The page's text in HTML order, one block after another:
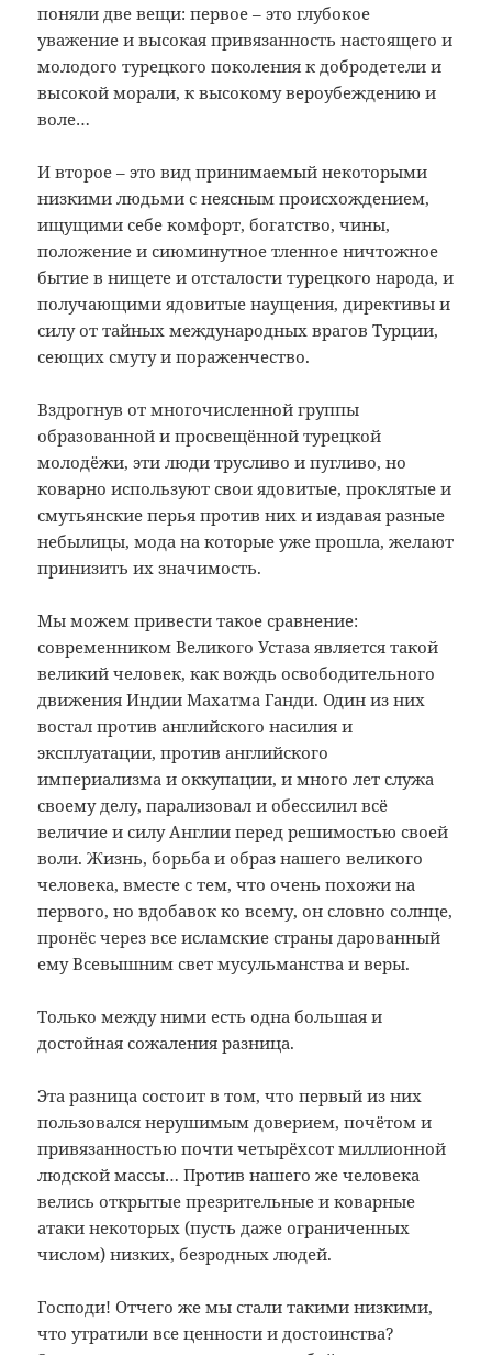
поняли две вещи: первое – это глубокое
уважение и высокая привязанность настоящего и
молодого турецкого поколения к добродетели и
высокой морали, к высокому вероубеждению и
воле…
И второе – это вид принимаемый некоторыми
низкими людьми с неясным происхождением,
ищущими себе комфорт, богатство, чины,
положение и сиюминутное тленное ничтожное
бытие в нищете и отсталости турецкого народа, и
получающими ядовитые наущения, директивы и
силу от тайных международных врагов Турции,
сеющих смуту и пораженчество.
Вздрогнув от многочисленной группы
образованной и просвещённой турецкой
молодёжи, эти люди трусливо и пугливо, но
коварно используют свои ядовитые, проклятые и
смутьянские перья против них и издавая разные
небылицы, мода на которые уже прошла, желают
принизить их значимость.
Мы можем привести такое сравнение:
современником Великого Устаза является такой
великий человек, как вождь освободительного
движения Индии Махатма Ганди. Один из них
востал против английского насилия и
эксплуатации, против английского
империализма и оккупации, и много лет служа
своему делу, парализовал и обессилил всё
величие и силу Англии перед решимостью своей
воли. Жизнь, борьба и образ нашего великого
человека, вместе с тем, что очень похожи на
первого, но вдобавок ко всему, он словно солнце,
пронёс через все исламские страны дарованный
ему Всевышним свет мусульманства и веры.
Только между ними есть одна большая и
достойная сожаления разница.
Эта разница состоит в том, что первый из них
пользовался нерушимым доверием, почётом и
привязанностью почти четырёхсот миллионной
людской массы… Против нашего же человека
велись открытые презрительные и коварные
атаки некоторых (пусть даже ограниченных
числом) низких, безродных людей.
Господи! Отчего же мы стали такими низкими,
что утратили все ценности и достоинства?